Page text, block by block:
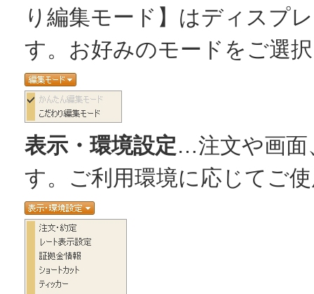
り編集モード】はディスプ
す。お好みのモードをご選
表示・環境設定…注文や画面
す。ご利用環境に応じてご